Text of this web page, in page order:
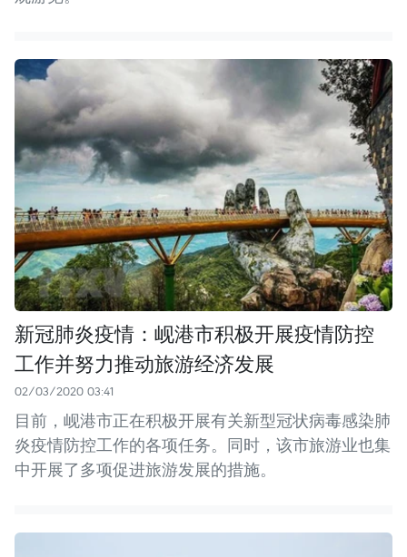
新冠肺炎疫情：岘港市积极开展疫情防控
工作并努力推动旅游经济发展
02/03/2020 03:41
目前，岘港市正在积极开展有关新型冠状病毒感染肺
炎疫情防控工作的各项任务。同时，该市旅游业也集
中开展了多项促进旅游发展的措施。